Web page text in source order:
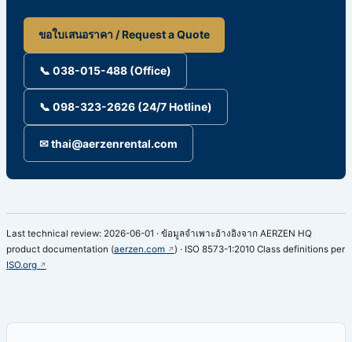
ขอใบเสนอราคา / Request a Quote
📞 038-015-488 (Office)
📞 098-323-2626 (24/7 Hotline)
✉ thai@aerzenrental.com
Last technical review: 2026-06-01 · ข้อมูลจำเพาะอ้างอิงจาก AERZEN HQ
product documentation (aerzen.com
) · ISO 8573-1:2010 Class definitions per
ISO.org